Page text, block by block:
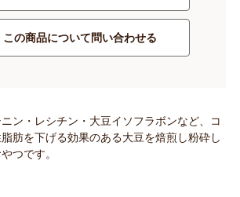
この商品について問い合わせる
ニン・レシチン・大豆イソフラボンなど、コ
肪を下げる効果のある大豆を焙煎し粉砕し
つです。